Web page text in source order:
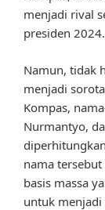
menjadi rival
presiden 2024.
Namun, tidak
menjadi
Kompas,
Nurmantyo,
nama
basis massa
untuk menjadi